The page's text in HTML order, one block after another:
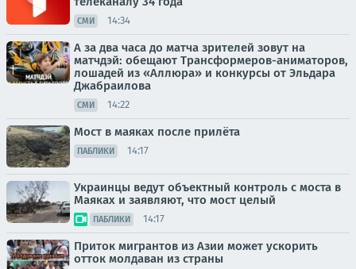
СМИ 14:34
А за два часа до матча зрителей зовут на
матчдэй: обещают Трансформеров-аниматоров,
лошадей из «Аллюра» и конкурсы от Эльдара
Джабраилова
СМИ 14:22
Мост в маяках после прилёта
ПАБЛИКИ 14:17
Украинцы ведут объектный контроль с моста в
Маяках и заявляют, что мост целый
ПАБЛИКИ 14:17
Приток мигрантов из Азии может ускорить
отток молдаван из страны